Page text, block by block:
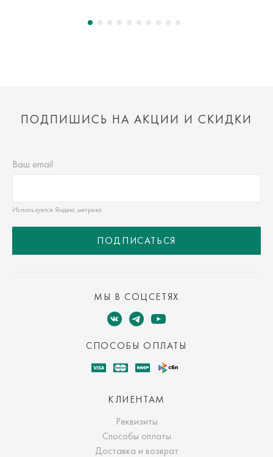
Оплата осуществляется онлайн банковскими картами Visa,
ПОДПИШИСЬ НА АКЦИИ И СКИДКИ
Ваш email
Используется Яндекс метрика
ПОДПИСАТЬСЯ
МЫ В СОЦСЕТЯХ
СПОСОБЫ ОПЛАТЫ
КЛИЕНТАМ
Реквизиты
Способы оплаты
Доставка и возврат